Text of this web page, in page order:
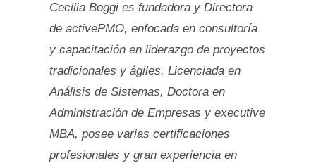
Cecilia Boggi es fundadora y Directora
de activePMO, enfocada en consultoría
y capacitación en liderazgo de proyectos
tradicionales y ágiles. Licenciada en
Análisis de Sistemas, Doctora en
Administración de Empresas y executive
MBA, posee varias certificaciones
profesionales y gran experiencia en